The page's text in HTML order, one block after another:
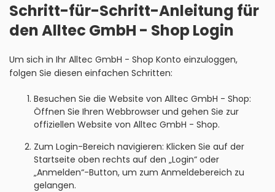
Schritt-für-Schritt-Anleitung für
den Alltec GmbH - Shop Login
Um sich in Ihr Alltec GmbH - Shop Konto einzuloggen,
folgen Sie diesen einfachen Schritten:
Besuchen Sie die Website von Alltec GmbH - Shop:
Öffnen Sie Ihren Webbrowser und gehen Sie zur
offiziellen Website von Alltec GmbH - Shop.
Zum Login-Bereich navigieren: Klicken Sie auf der
Startseite oben rechts auf den „Login“ oder
„Anmelden“-Button, um zum Anmeldebereich zu
gelangen.